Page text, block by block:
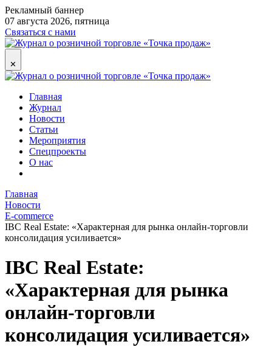
Рекламный баннер
07 августа 2026, пятница
Связаться с нами
✕
Главная
Журнал
Новости
Статьи
Мероприятия
Спецпроекты
О нас
Главная
Новости
E-commerce
IBC Real Estate: «Характерная для рынка онлайн-торговли
консолидация усиливается»
IBC Real Estate:
«Характерная для рынка
онлайн-торговли
консолидация усиливается»